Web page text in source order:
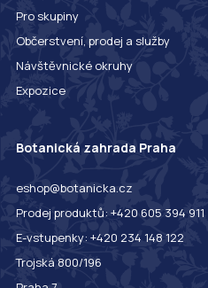
Pro skupiny
Občerstvení, prodej a služby
Návštěvnické okruhy
Expozice
Botanická zahrada Praha
eshop@botanicka.cz
Prodej produktů: +420 605 394 911
E-vstupenky: +420 234 148 122
Trojská 800/196